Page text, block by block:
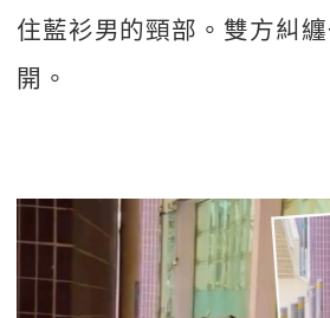
住藍衫男的頸部。雙方糾
開。